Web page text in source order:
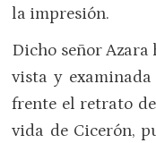
la impresión.
Dicho señor
vista y
frente el retrato
vida de Cicerón,